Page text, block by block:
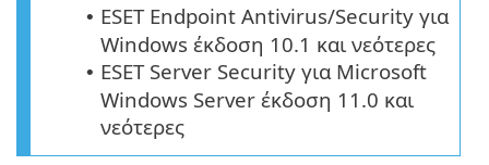
• ESET Endpoint Antivirus/Security για
Windows έκδοση 10.1 και νεότερες
• ESET Server Security για Microsoft
Windows Server έκδοση 11.0 και
νεότερες